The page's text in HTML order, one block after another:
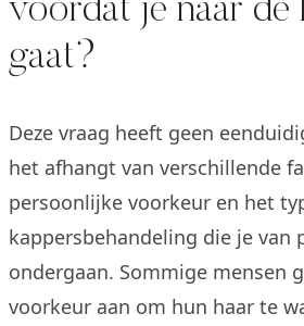
voordat je naar de
gaat?
Deze vraag heeft geen
het afhangt van verschillende
persoonlijke voorkeur en het
kappersbehandeling die je van
ondergaan. Sommige mensen
voorkeur aan om hun haar te